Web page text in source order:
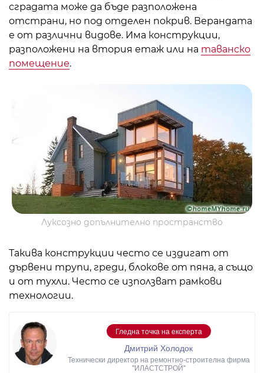
сградата може да бъде разположена
отстрани, но под отделен покрив. Верандата
е от различни видове. Има конструкции,
разположени на втория етаж или на таванско
помещение.
Луксозно допълнително пространство
Такива конструкции често се издигат от
дървени трупи, греди, блокове от пяна, а също
и от тухли. Често се използват рамкови
технологии.
Гледна точка на експерта
Дмитрий Холодок
Технически директор на ремонтно-строителна фирма
"ИЛАСТСТРОЙ"